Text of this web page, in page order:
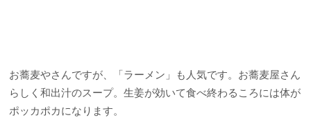
お蕎麦やさんですが、「ラーメン」も人気です。お蕎麦屋さん
らしく和出汁のスープ。生姜が効いて食べ終わるころには体が
ポッカポカになります。